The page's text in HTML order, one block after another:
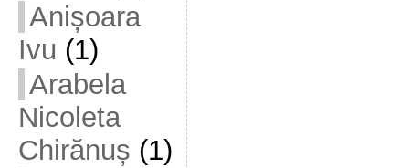
Anișoara
Ivu (1)
Arabela
Nicoleta
Chirănuș (1)